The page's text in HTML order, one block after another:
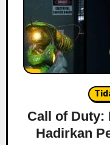
Call of Duty:
Hadirkan